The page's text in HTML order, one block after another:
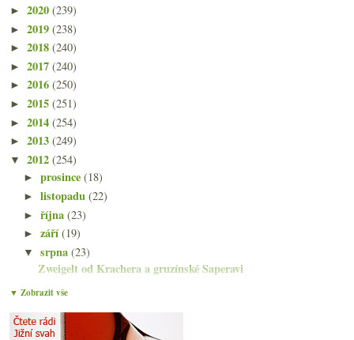
► 2020 (239)
► 2019 (238)
► 2018 (240)
► 2017 (240)
► 2016 (250)
► 2015 (251)
► 2014 (254)
► 2013 (249)
▼ 2012 (254)
►prosince(18)
►listopadu(22)
►října(23)
►září(19)
▼srpna(23)
Zweigelt od Krachera a gruzínské Saperavi
Burčák jede, čínský Gevrey-Chambertin a Noma bez B...
Výsledky ankety „Snoubení vína s jídlem…“
▼ Zobrazit vše